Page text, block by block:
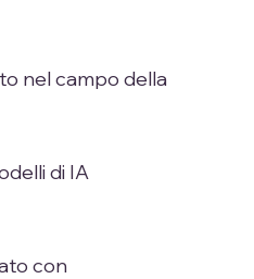
nel campo della
di IA
con